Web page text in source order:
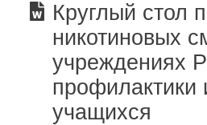
Круглый стол
никотиновых
учреждениях
профилактики
учащихся